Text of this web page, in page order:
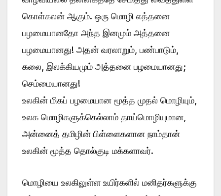
கொள்கலன் ஆகும். ஒரு மொழி எத்தனை
பழமையானதோ அந்த இனமும் அத்தனை
பழமையானது! அதன் வரலாறும், பண்பாடும்,
கலை, இலக்கியமும் அத்தனை பழமையானது;
செம்மையானது!
உலகின் மிகப் பழமையான மூத்த முதல் மொழியும்,
உலக மொழிகளுக்கெல்லாம் தாய்மொழியுமான,
அன்னைத் தமிழின் பிள்ளைகளான நாம்தான்
உலகின் மூத்த தொல்குடி மக்களாவர்.
மொழியை உலகிலுள்ள உயிர்களில் மனிதர்களுக்கு